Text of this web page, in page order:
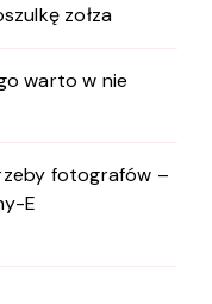
zołza
warto w nie
fotografów –
E